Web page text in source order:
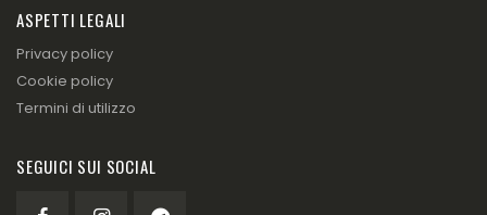
ASPETTI LEGALI
Privacy policy
Cookie policy
Termini di utilizzo
SEGUICI SUI SOCIAL